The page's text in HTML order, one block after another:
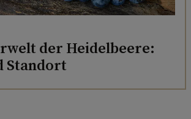
der Heidelbeere:
Standort